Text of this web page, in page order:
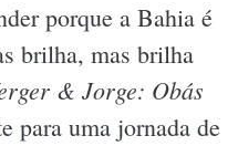
porque a Bahia é
brilha, mas brilha
& Jorge: Obás
para uma jornada de